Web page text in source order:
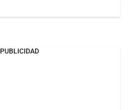
PUBLICIDAD